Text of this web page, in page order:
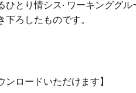
とり情シス· ワーキンググル
ろしたものです。
ンロードいただけます】